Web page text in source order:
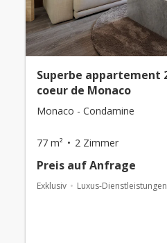
Superbe appartement
coeur de Monaco
Monaco - Condamine
77 m² 2 Zimmer
Preis auf Anfrage
Exklusiv Luxus-Dienstleistungen